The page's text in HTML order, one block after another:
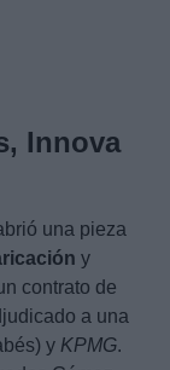
Innova
una pieza
y
contrato de
a una
y KPMG.